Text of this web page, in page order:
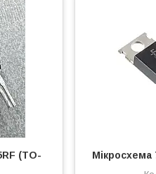
(TO-
Мікросхема